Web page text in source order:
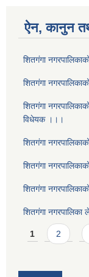
ऐन, कानुन
शितगंगा
शितगंगा
शितगंगा
विधेयक ।।।
शितगंगा
शितगंगा
शितगंगा
शितगंगा नगरपालिका
Pages
1 2